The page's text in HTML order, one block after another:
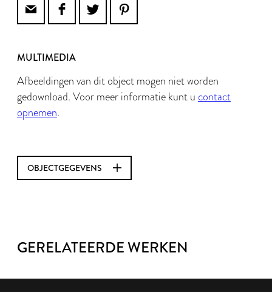
MULTIMEDIA
Afbeeldingen van dit object mogen niet worden
gedownload. Voor meer informatie kunt u contact
opnemen.
OBJECTGEGEVENS
GERELATEERDE WERKEN